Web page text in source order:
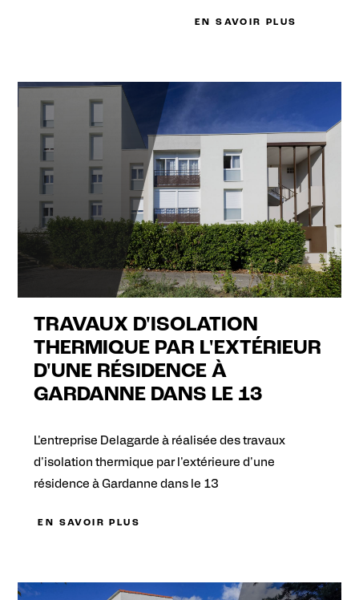
EN SAVOIR PLUS
TRAVAUX D'ISOLATION
THERMIQUE PAR L'EXTÉRIEUR
D'UNE RÉSIDENCE À
GARDANNE DANS LE 13
L'entreprise Delagarde à réalisée des travaux
d'isolation thermique par l'extérieure d'une
résidence à Gardanne dans le 13
EN SAVOIR PLUS